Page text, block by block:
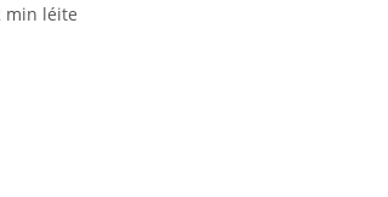
min léite